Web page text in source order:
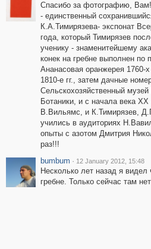
Спасибо за фотографию,
- единственный
К.А.Тимирязева- экспонат
года, который Тимирязев
ученику - знаменитейшему
конек на гребне выполнен по
Ананасовая оранжерея 1760-
1810-е гг., затем дачные
Сельскохозяйственный
Ботаники, и с начала века
В.Вильямс, и К.Тимирязев,
учились в аудиториях
опыты с азотом Дмитрия
раз!!!
bumbum · 12 January 2012, 15:48
Несколько лет назад я видел
гребне. Только сейчас там